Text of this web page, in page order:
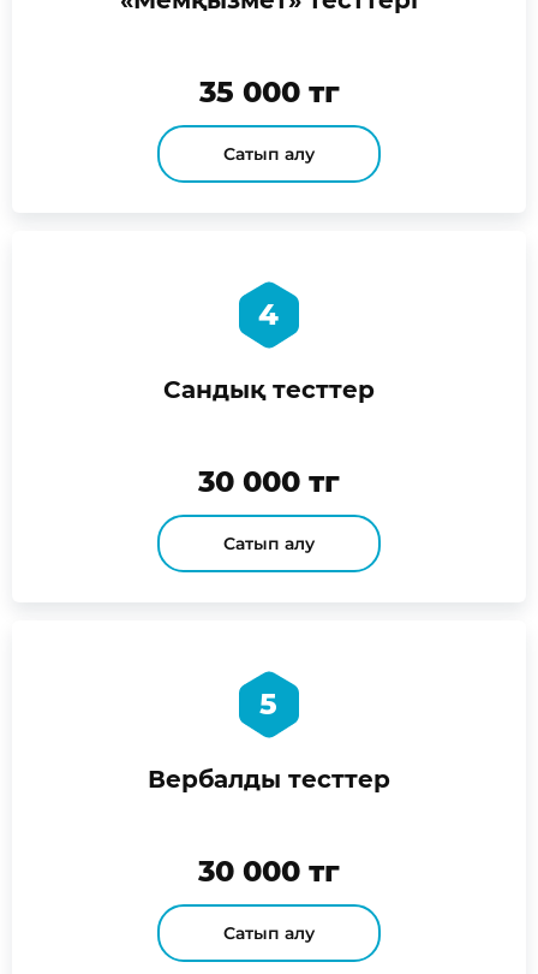
35 000 тг
Сатып алу
4
Сандық тесттер
30 000 тг
Сатып алу
5
Вербалды тесттер
30 000 тг
Сатып алу